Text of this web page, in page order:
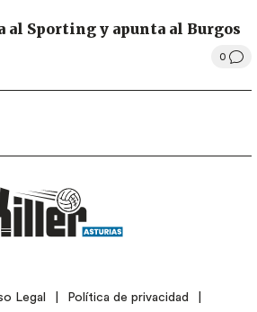
al Sporting y apunta al Burgos
0
Legal Política de privacidad